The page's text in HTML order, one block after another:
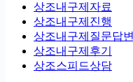
상조내구제자료
상조내구제진행
상조내구제질문답변
상조내구제후기
상조스피드상담